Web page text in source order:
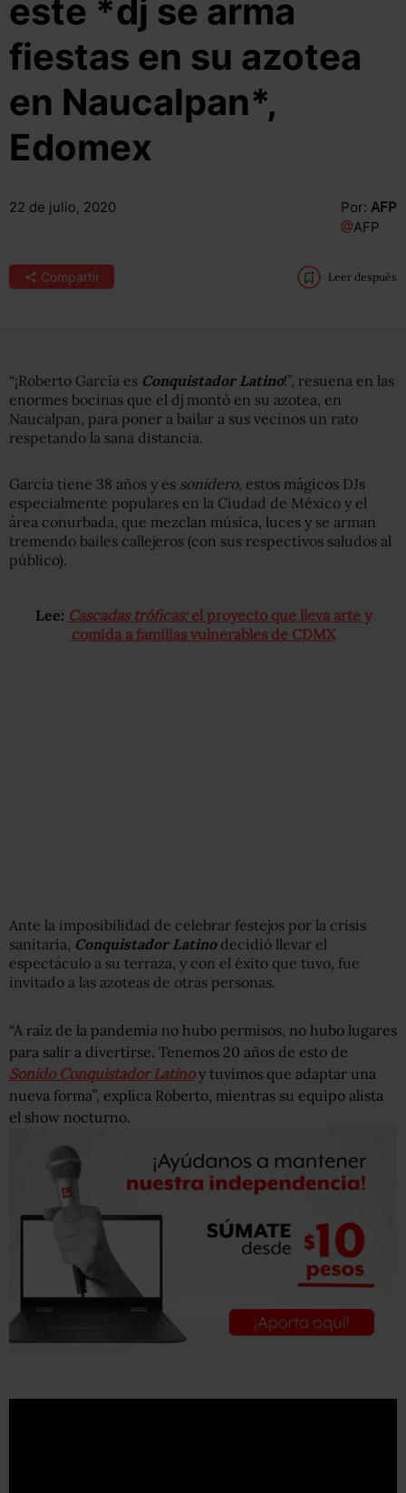
este *dj se arma
fiestas en su azotea
en Naucalpan*,
Edomex
22 de julio, 2020 Por: AFP
@AFP
Compartir Leer después
“¡Roberto García es Conquistador Latino!”, resuena en las
enormes bocinas que el dj montó en su azotea, en
Naucalpan, para poner a bailar a sus vecinos un rato
respetando la sana distancia.
García tiene 38 años y es sonidero, estos mágicos DJs
especialmente populares en la Ciudad de México y el
área conurbada, que mezclan música, luces y se arman
tremendo bailes callejeros (con sus respectivos saludos al
público).
Lee: Cascadas tróficas: el proyecto que lleva arte y
comida a familias vulnerables de CDMX
Ante la imposibilidad de celebrar festejos por la crisis
sanitaria, Conquistador Latino decidió llevar el
espectáculo a su terraza, y con el éxito que tuvo, fue
invitado a las azoteas de otras personas.
“A raíz de la pandemia no hubo permisos, no hubo lugares
para salir a divertirse. Tenemos 20 años de esto de
Sonido Conquistador Latinoy tuvimos que adaptar una
nueva forma”, explica Roberto, mientras su equipo alista
el show nocturno.